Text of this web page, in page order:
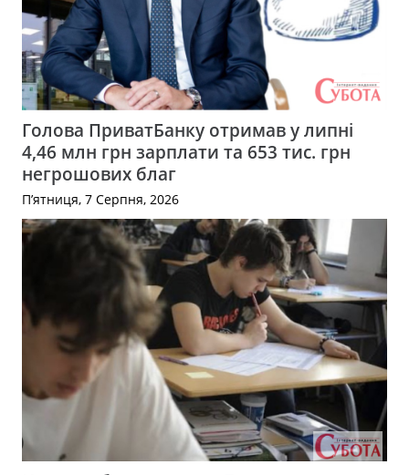
Голова ПриватБанку отримав у липні
4,46 млн грн зарплати та 653 тис. грн
негрошових благ
П’ятниця, 7 Серпня, 2026